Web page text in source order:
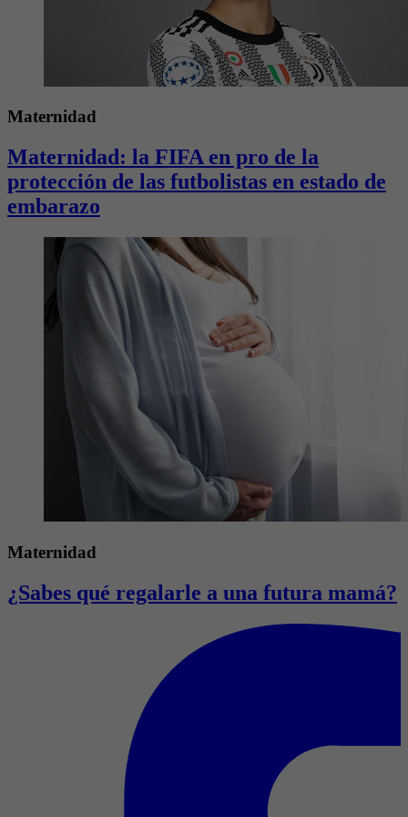
Maternidad
Maternidad: la FIFA en pro de la
protección de las futbolistas en estado de
embarazo
Maternidad
¿Sabes qué regalarle a una futura mamá?